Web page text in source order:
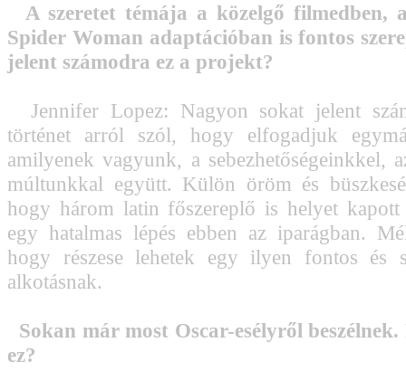
A szeretet témája a közelgő filmedben,
Spider Woman adaptációban is fontos
jelent számodra ez a projekt?
Jennifer Lopez: Nagyon sokat jelent
történet arról szól, hogy elfogadjuk
amilyenek vagyunk, a sebezhetőségeinkkel,
múltunkkal együtt. Külön öröm és
hogy három latin főszereplő is helyet
egy hatalmas lépés ebben az iparágban.
hogy részese lehetek egy ilyen fontos és
alkotásnak.
Sokan már most Oscar-esélyről
ez?